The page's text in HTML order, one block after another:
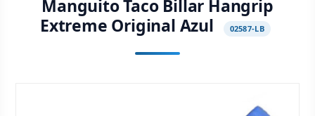
Manguito Taco Billar Hangrip
Extreme Original Azul
02587-LB